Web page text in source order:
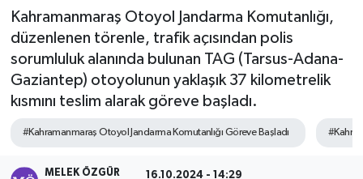
Kahramanmaraş Otoyol Jandarma Komutanlığı,
düzenlenen törenle, trafik açısından polis
sorumluluk alanında bulunan TAG (Tarsus-Adana-
Gaziantep) otoyolunun yaklaşık 37 kilometrelik
kısmını teslim alarak göreve başladı.
#Kahramanmaraş Otoyol Jandarma Komutanlığı Göreve Başladı
MELEK ÖZGÜR 16.10.2024 - 14:29
Politika
Sağlık
Spor
Tarih - Kültür - Sanat - Turizm
Haber Arşivi